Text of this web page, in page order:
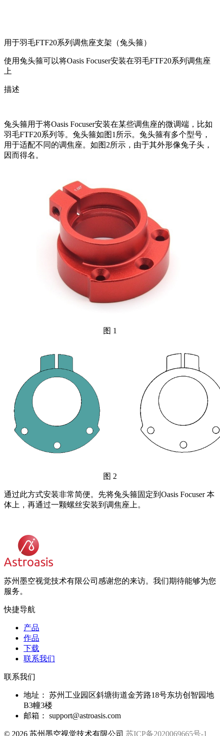
用于羽毛FTF20系列调焦座支架（兔头箍）
使用兔头箍可以将Oasis Focuser安装在羽毛FTF20系列调焦座
上
描述
兔头箍用于将Oasis Focuser安装在某些调焦座的微调端，比如
羽毛FTF20系列等。兔头箍如图1所示。兔头箍有多个型号，
用于适配不同的调焦座。如图2所示，由于其外形像兔子头，
因而得名。
图 1
图 2
通过此方式安装非常简便。先将兔头箍固定到Oasis Focuser 本
体上，再通过一颗螺丝安装到调焦座上。
苏州墨空视觉技术有限公司感谢您的来访。我们期待能够为您
服务。
快捷导航
产品
作品
下载
联系我们
联系我们
地址：
苏州工业园区斜塘街道金芳路18号东坊创智园地
B3幢3楼
邮箱：
support@astroasis.com
© 2026 苏州墨空视觉技术有限公司 苏ICP备2020069665号-1